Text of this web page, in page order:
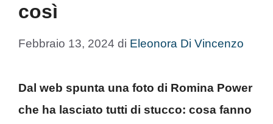
così
Febbraio 13, 2024 di Eleonora Di Vincenzo
Dal web spunta una foto di Romina Power
che ha lasciato tutti di stucco: cosa fanno